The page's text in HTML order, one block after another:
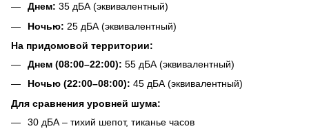
Днем: 35 дБА (эквивалентный)
Ночью: 25 дБА (эквивалентный)
На придомовой территории:
Днем (08:00–22:00): 55 дБА (эквивалентный)
Ночью (22:00–08:00): 45 дБА (эквивалентный)
Для сравнения уровней шума:
30 дБА – тихий шепот, тиканье часов